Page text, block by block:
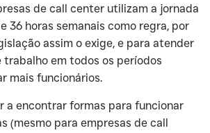
de call center utilizam a jornada
36 horas semanais como regra, por
assim o exige, e para atender
trabalho em todos os períodos
mais funcionários.
a encontrar formas para funcionar
(mesmo para empresas de call